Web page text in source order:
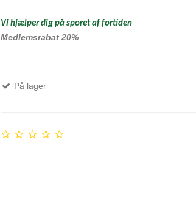
Vi hjælper dig på sporet af fortiden
Medlemsrabat 20%
På lager